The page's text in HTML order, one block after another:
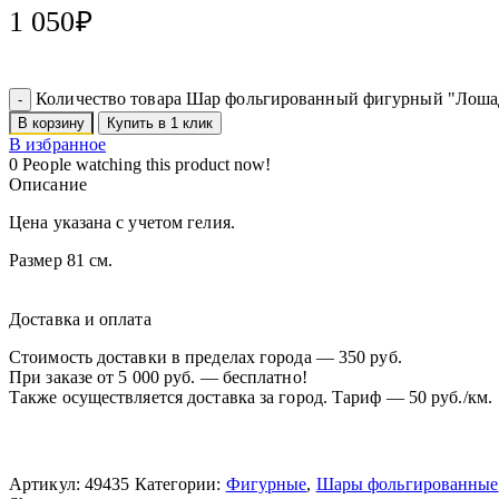
1 050₽
Количество товара Шар фольгированный фигурный
В корзину Купить в 1 клик
В избранное
0 People watching this product now!
Описание
Цена указана с учетом гелия.
Размер 81 см.
Доставка и оплата
Стоимость доставки в пределах города — 350 руб.
При заказе от 5 000 руб. — бесплатно!
Также осуществляется доставка за город. Тариф — 50 руб./км.
Артикул: 49435 Категории: Фигурные, Шары фольгированные